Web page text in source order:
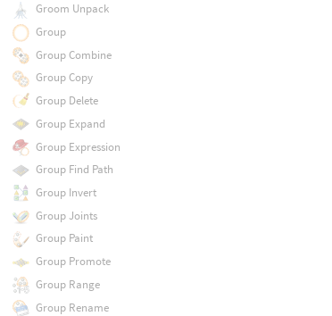
Groom Unpack
Group
Group Combine
Group Copy
Group Delete
Group Expand
Group Expression
Group Find Path
Group Invert
Group Joints
Group Paint
Group Promote
Group Range
Group Rename